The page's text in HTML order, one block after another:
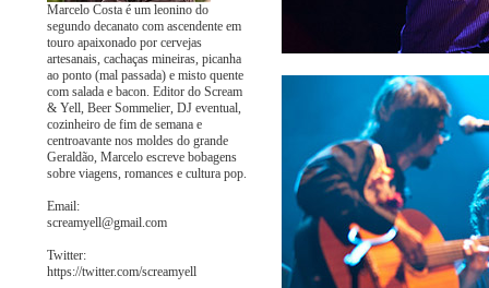
Marcelo Costa é um leonino do
segundo decanato com ascendente em
touro apaixonado por cervejas
artesanais, cachaças mineiras, picanha
ao ponto (mal passada) e misto quente
com salada e bacon. Editor do Scream
& Yell, Beer Sommelier, DJ eventual,
cozinheiro de fim de semana e
centroavante nos moldes do grande
Geraldão, Marcelo escreve bobagens
sobre viagens, romances e cultura pop.
Email:
screamyell@gmail.com
Twitter:
https://twitter.com/screamyell